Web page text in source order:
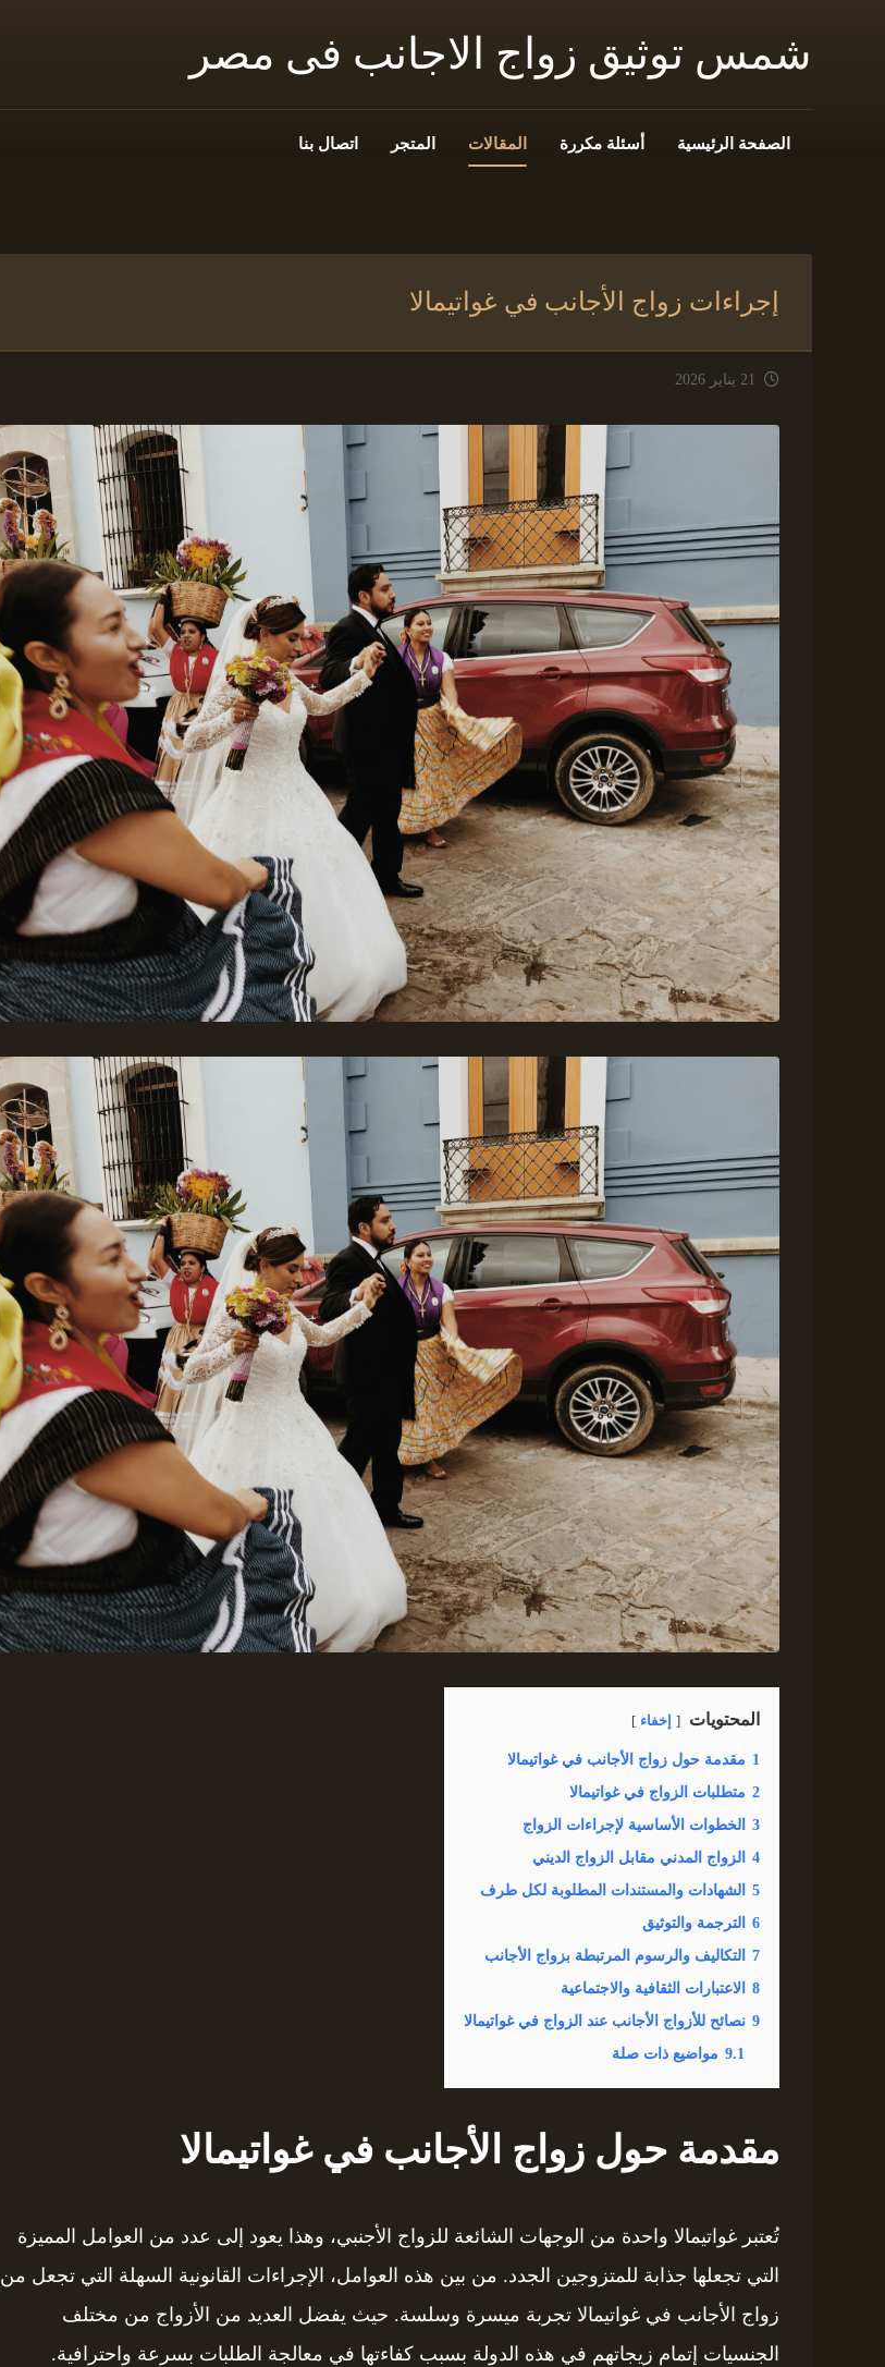
شمس توثيق زواج الاجانب فى مصر
الصفحة الرئيسية أسئلة مكررة المقالات المتجر اتصال بنا
إجراءات زواج الأجانب في غواتيمالا
21 يناير 2026
المحتويات إخفاء
1 مقدمة حول زواج الأجانب في غواتيمالا
2 متطلبات الزواج في غواتيمالا
3
الخطوات الأساسية لإجراءات الزواج
4
الزواج المدني مقابل الزواج الديني
5
الشهادات والمستندات المطلوبة لكل طرف
6
الترجمة والتوثيق
7
التكاليف والرسوم المرتبطة بزواج الأجانب
8
الاعتبارات الثقافية والاجتماعية
9 نصائح للأزواج الأجانب عند الزواج في غواتيمالا
9.1 مواضيع ذات صلة
مقدمة حول زواج الأجانب في غواتيمالا
تُعتبر غواتيمالا واحدة من الوجهات الشائعة للزواج الأجنبي، وهذا يعود إلى عدد من العوامل المميزة
التي تجعلها جذابة للمتزوجين الجدد. من بين هذه العوامل، الإجراءات القانونية السهلة التي تجعل من
زواج الأجانب في غواتيمالا تجربة ميسرة وسلسة. حيث يفضل العديد من الأزواج من مختلف
الجنسيات إتمام زيجاتهم في هذه الدولة بسبب كفاءتها في معالجة الطلبات بسرعة واحترافية.